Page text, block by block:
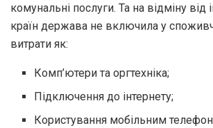
комунальні послуги. Та на відміну від
країн держава не включила у
витрати як:
Комп’ютери та оргтехніка;
Підключення до інтернету;
Користування мобільним